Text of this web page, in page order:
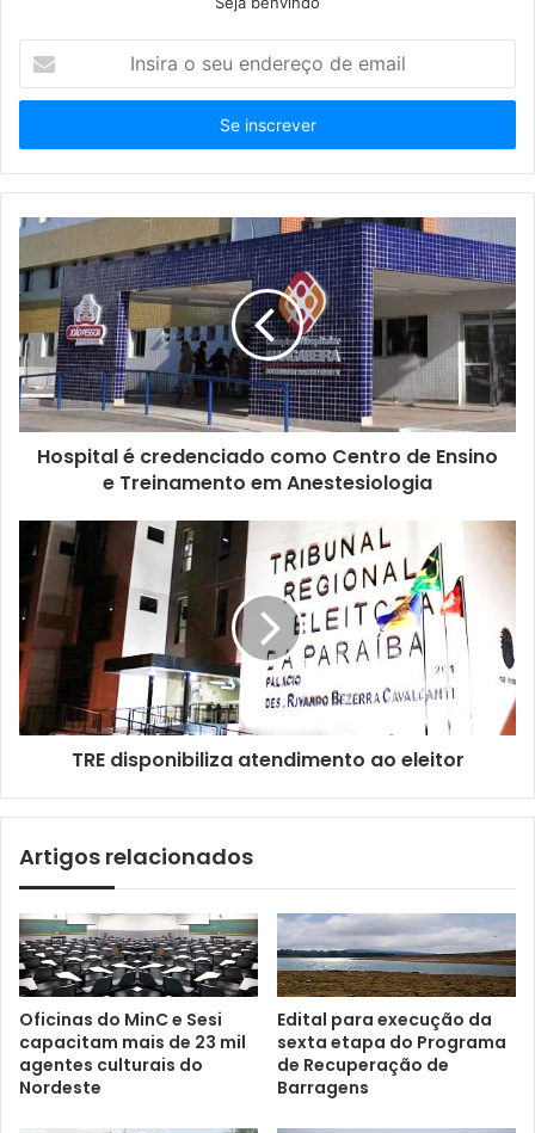
seu
de
email
Hospital é credenciado como Centro de Ensino
e Treinamento em Anestesiologia
TRE disponibiliza atendimento ao eleitor
Artigos relacionados
Oficinas do MinC e Sesi
capacitam mais de 23 mil
agentes culturais do
Nordeste
Edital para execução da
sexta etapa do Programa
de Recuperação de
Barragens